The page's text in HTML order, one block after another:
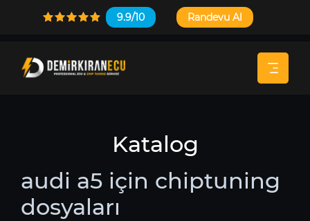
9.9/10 Randevu Al
Katalog
audi a5 için chiptuning
dosyaları